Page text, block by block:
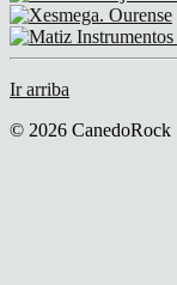
Ir arriba
© 2026 CanedoRock